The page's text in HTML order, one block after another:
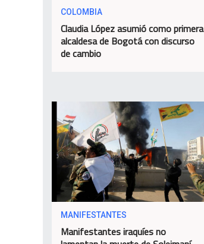
COLOMBIA
Claudia López asumió como primera
alcaldesa de Bogotá con discurso
de cambio
MANIFESTANTES
Manifestantes iraquíes no